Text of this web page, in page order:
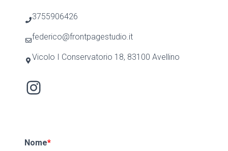
3755906426
federico@frontpagestudio.it
Vicolo I Conservatorio 18, 83100 Avellino
Instagram
Nome*